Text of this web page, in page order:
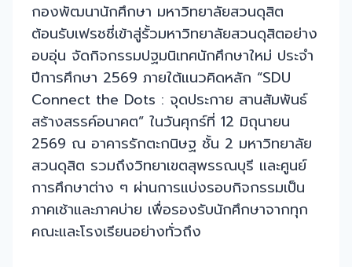
กองพัฒนานักศึกษา มหาวิทยาลัยสวนดุสิต
ต้อนรับเฟรชชี่เข้าสู่รั้วมหาวิทยาลัยสวนดุสิตอย่าง
อบอุ่น จัดกิจกรรมปฐมนิเทศนักศึกษาใหม่ ประจำ
ปีการศึกษา 2569 ภายใต้แนวคิดหลัก “SDU
Connect the Dots : จุดประกาย สานสัมพันธ์
สร้างสรรค์อนาคต” ในวันศุกร์ที่ 12 มิถุนายน
2569 ณ อาคารรักตะกนิษฐ ชั้น 2 มหาวิทยาลัย
สวนดุสิต รวมถึงวิทยาเขตสุพรรณบุรี และศูนย์
การศึกษาต่าง ๆ ผ่านการแบ่งรอบกิจกรรมเป็น
ภาคเช้าและภาคบ่าย เพื่อรองรับนักศึกษาจากทุก
คณะและโรงเรียนอย่างทั่วถึง